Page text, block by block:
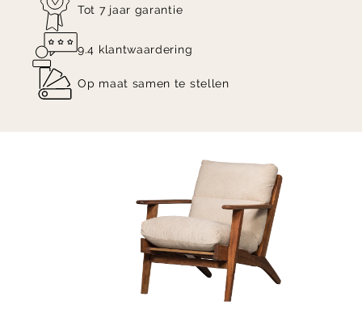
Tot 7 jaar garantie
9.4 klantwaardering
Op maat samen te stellen